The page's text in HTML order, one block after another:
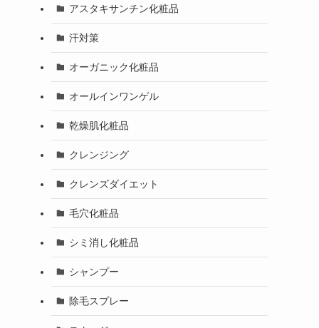
アスタキサンチン化粧品
汗対策
オーガニック化粧品
オールインワンゲル
乾燥肌化粧品
クレンジング
クレンズダイエット
毛穴化粧品
シミ消し化粧品
シャンプー
除毛スプレー